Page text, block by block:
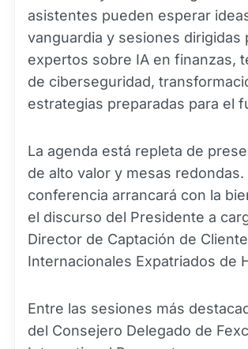
asistentes pueden esperar
vanguardia y sesiones dirigidas
expertos sobre IA en finanzas,
de ciberseguridad,
estrategias preparadas para el
La agenda está repleta de
de alto valor y mesas redondas.
conferencia arrancará con la
el discurso del Presidente a
Director de Captación de
Internacionales Expatriados de
Entre las sesiones más
del Consejero Delegado de